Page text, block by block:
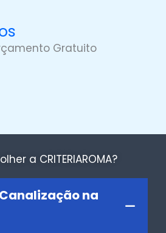
Gratuito
a CRITERIAROMA?
na